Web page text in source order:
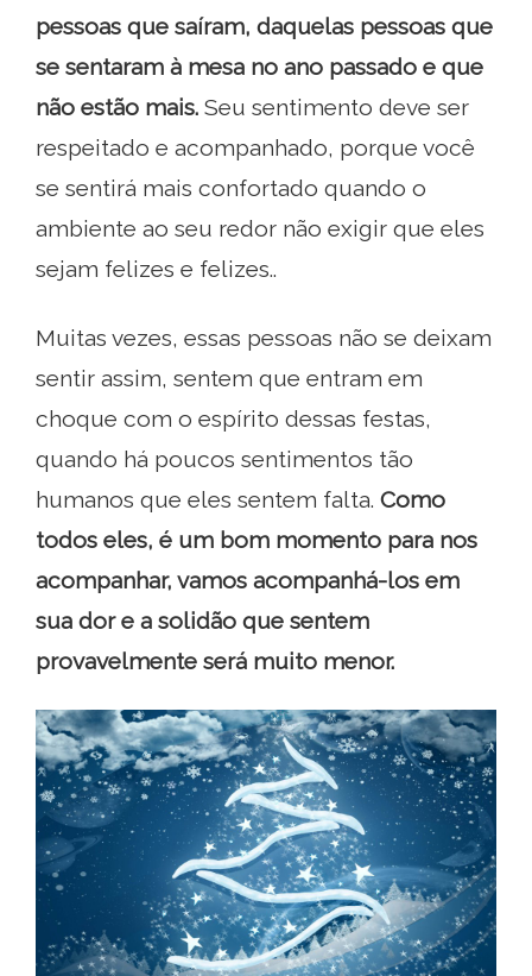
pessoas que saíram, daquelas pessoas que
se sentaram à mesa no ano passado e que
não estão mais. Seu sentimento deve ser
respeitado e acompanhado, porque você
se sentirá mais confortado quando o
ambiente ao seu redor não exigir que eles
sejam felizes e felizes..
Muitas vezes, essas pessoas não se deixam
sentir assim, sentem que entram em
choque com o espírito dessas festas,
quando há poucos sentimentos tão
humanos que eles sentem falta. Como
todos eles, é um bom momento para nos
acompanhar, vamos acompanhá-los em
sua dor e a solidão que sentem
provavelmente será muito menor.